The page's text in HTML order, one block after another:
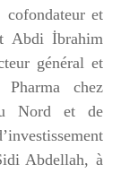
et
Abdi İbrahim
général et
chez
Nord et de
Abdellah, à